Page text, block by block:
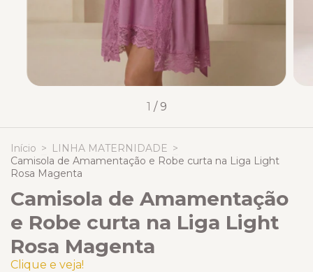
1 / 9
Início > LINHA MATERNIDADE >
Camisola de Amamentação e Robe curta na Liga Light
Rosa Magenta
Camisola de Amamentação
e Robe curta na Liga Light
Rosa Magenta
Clique e veja!